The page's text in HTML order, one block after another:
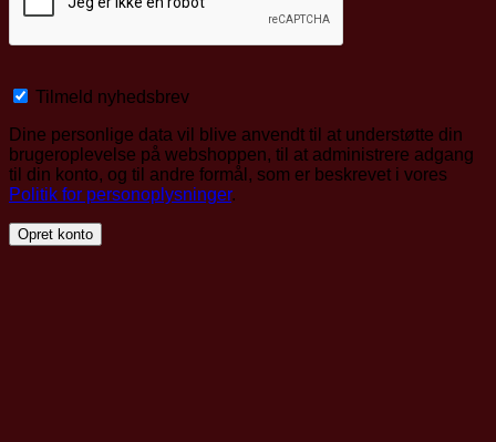
Tilmeld nyhedsbrev
Dine personlige data vil blive anvendt til at understøtte din
brugeroplevelse på webshoppen, til at administrere adgang
til din konto, og til andre formål, som er beskrevet i vores
Politik for personoplysninger.
Opret konto